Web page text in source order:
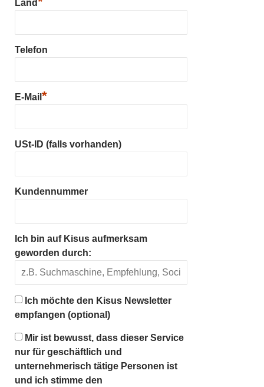
Land
Telefon
E-Mail *
USt-ID (falls vorhanden)
Kundennummer
Ich bin auf Kisus aufmerksam
geworden durch:
Ich möchte den Kisus Newsletter
empfangen (optional)
Mir ist bewusst, dass dieser Service
nur für geschäftlich und
unternehmerisch tätige Personen ist
und ich stimme den